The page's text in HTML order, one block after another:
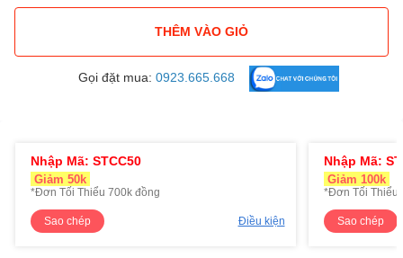
THÊM VÀO GIỎ
Gọi đặt mua: 0923.665.668
Nhập Mã: STCC50
Giảm 50k
*Đơn Tối Thiểu 700k đồng
Sao chép Điều kiện
Nhập Mã:
Giảm 100k
*Đơn Tối Thiểu
Sao chép